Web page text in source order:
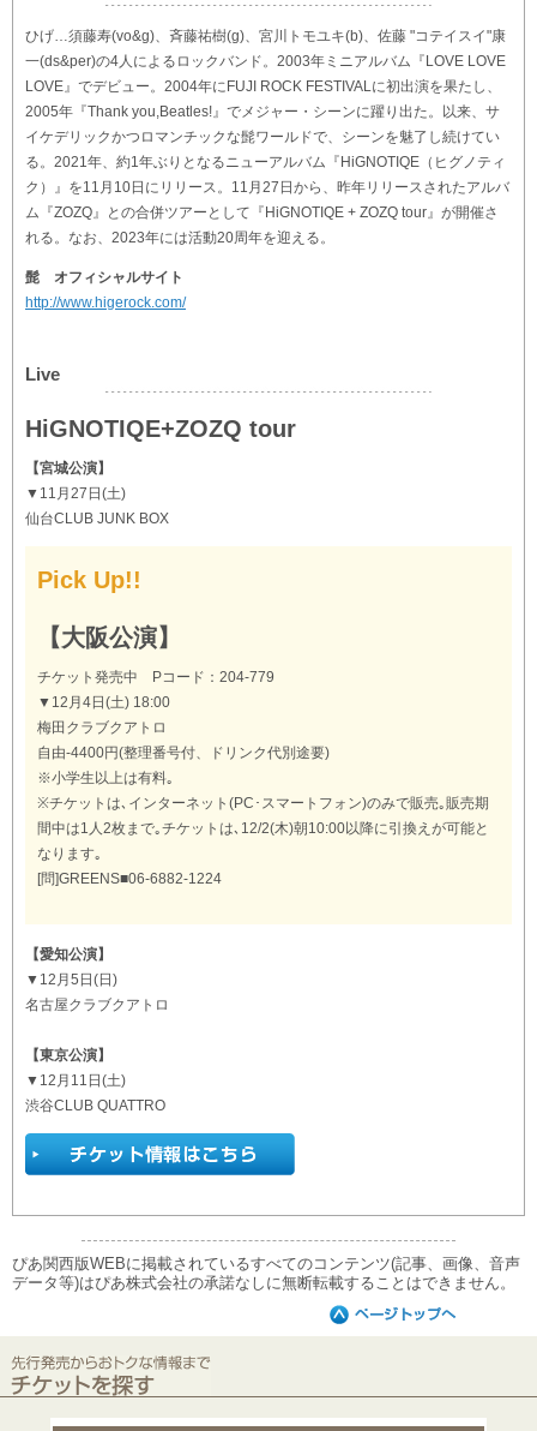
ひげ…須藤寿(vo&g)、斉藤祐樹(g)、宮川トモユキ(b)、佐藤 "コテイスイ"康
一(ds&per)の4人によるロックバンド。2003年ミニアルバム『LOVE LOVE
LOVE』でデビュー。2004年にFUJI ROCK FESTIVALに初出演を果たし、
2005年『Thank you,Beatles!』でメジャー・シーンに躍り出た。以来、サ
イケデリックかつロマンチックな髭ワールドで、シーンを魅了し続けてい
る。2021年、約1年ぶりとなるニューアルバム『HiGNOTIQE（ヒグノティ
ク）』を11月10日にリリース。11月27日から、昨年リリースされたアルバ
ム『ZOZQ』との合併ツアーとして『HiGNOTIQE + ZOZQ tour』が開催さ
れる。なお、2023年には活動20周年を迎える。
髭 オフィシャルサイト
http://www.higerock.com/
Live
HiGNOTIQE+ZOZQ tour
【宮城公演】
▼11月27日(土)
仙台CLUB JUNK BOX
Pick Up!!
【大阪公演】
チケット発売中 Pコード：204-779
▼12月4日(土) 18:00
梅田クラブクアトロ
自由-4400円(整理番号付、ドリンク代別途要)
※小学生以上は有料｡
※チケットは､インターネット(PC･スマートフォン)のみで販売｡販売期
間中は1人2枚まで｡チケットは､12/2(木)朝10:00以降に引換えが可能と
なります｡
[問]GREENS■06-6882-1224
【愛知公演】
▼12月5日(日)
名古屋クラブクアトロ
【東京公演】
▼12月11日(土)
渋谷CLUB QUATTRO
ぴあ関西版WEBに掲載されているすべてのコンテンツ(記事、画像、音声
データ等)はぴあ株式会社の承諾なしに無断転載することはできません。